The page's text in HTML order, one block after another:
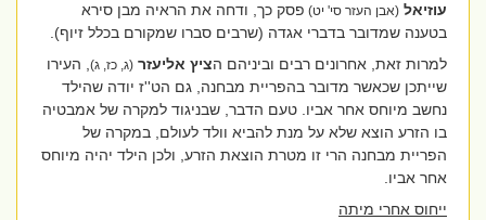
עוזיאל (אבן העזר סי' יט)פסק כך, ודחה את הראיה מבן סירא
בטענה שמדובר בדברי אגדה (שרבים סברו שמקורם בכלל זיוף).
למרות זאת, אחרונים רבים וביניהם הציץ אליעזר (ג, כז, ג) , העירו
שייתכן שכאשר מדובר בהפריית מבחנה, גם הט''ז יודה שהילד
נחשב מיוחס אחר אביו. טעם הדבר, שבניגוד למקרה של אמבטיה
בו הזרע הוצא שלא על מנת להביא וולד לעולם, במקרה של
הפריית מבחנה הרי זו מטרת הוצאת הזרע, ולכן הילד יהיה מיוחס
אחר אביו.
ייחוס אחרי מיתה